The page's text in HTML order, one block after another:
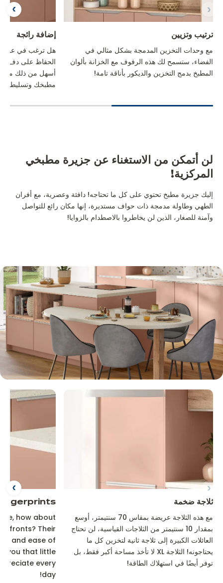
ترتيب وتزيين
مع وحدات التخزين المدمجة بشكل مثالي في
الفضاء، ستسمح لك هذه الرفوف مع الخزانة بألوان
المطبخ بدمج التخزين والديكور بأناقة تامة!
إضافة رائجة
هل ترغب في عرض
الحفاظ على دفء
أسهل من ذلك مع
مطبخك وتسليط
لن أتمكن من الاستغناء عن جزيرة مطبخي
المركزية!
إليك جزيرة مطبخ تحتوي على كل ما تحتاجه! دافئة وعصرية، مع أفران
الطهي وطاولة مدمجة ذات حواف مستديرة، إنها مكان رائع للتواصل
وآمنة للصغار، الذين لن يخاطروا بالاصطدام بالزوايا!
ثلاجة ضخمة
مع هذه الثلاجة عريضة بمقاس 70 سنتيمتر، أوسع
بمقدار 10 سنتيمتر من الثلاجات القياسية، لن تحتاج
العائلات الكبيرة إلى ثلاجة ثانية لتخزين كل ما
يحتاجونه! الثلاجة XL لا تأخذ مساحة أكبر فقط، بل
توفر أيضًا في استهلاك الطاقة!
how about
fronts? Their
and ease of
you that little
every
day!